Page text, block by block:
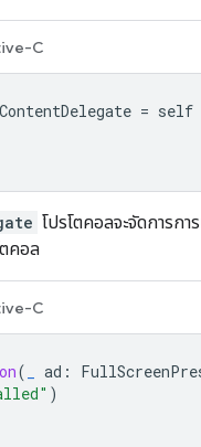
C
= self
โปรโตคอลจะจัดการก
คอล
C
( ad :
)